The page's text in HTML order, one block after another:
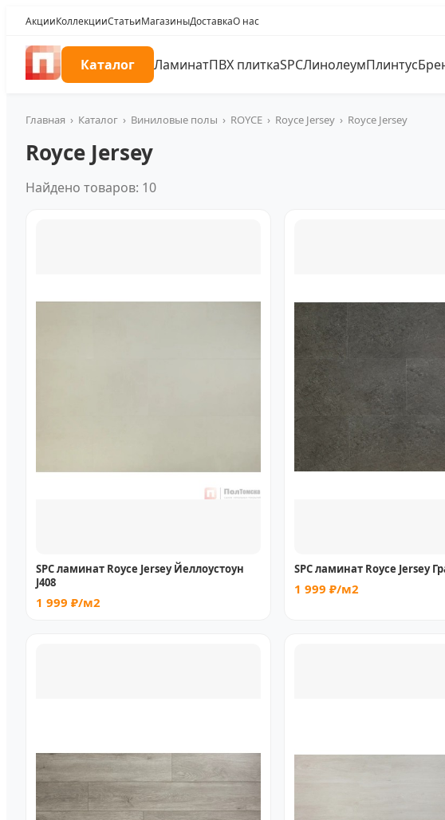
АкцииКоллекцииСтатьиМагазиныДоставкаО нас
Каталог ЛаминатПВХ плиткаSPCЛинолеумПлинтус
Главная › Каталог › Виниловые полы › ROYCE › Royce Jersey › Royce Jersey
Royce Jersey
Найдено товаров: 10
SPC ламинат Royce Jersey Йеллоустоун
J408
1 999 ₽/м2
SPC ламинат Royce Jersey
1 999 ₽/м2